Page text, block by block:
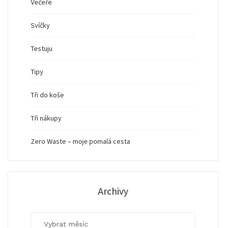
Večeře
Svíčky
Testuju
Tipy
Tři do koše
Tři nákupy
Zero Waste – moje pomalá cesta
Archivy